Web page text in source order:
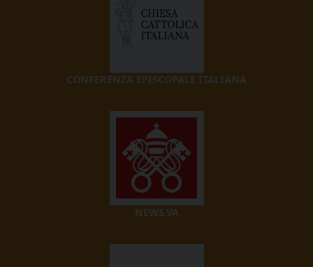
CONFERENZA EPISCOPALE ITALIANA
NEWS.VA